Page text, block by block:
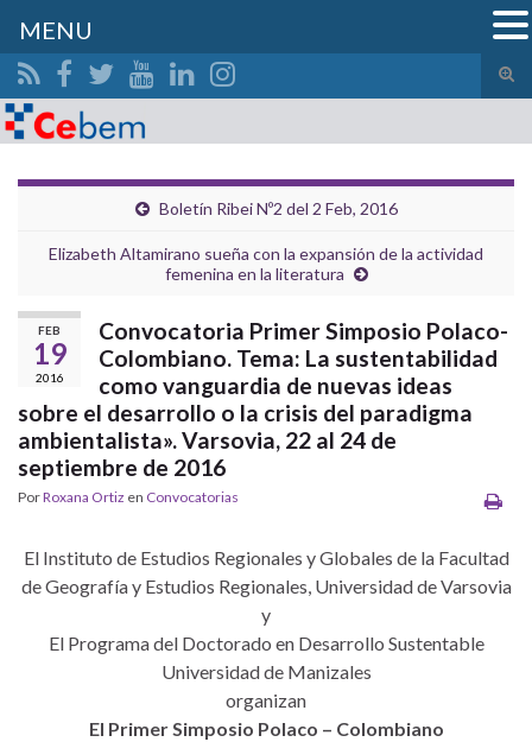
el
Search for:
Boletín Ribei Nº2 del 2 Feb, 2016
Elizabeth Altamirano sueña con la expansión de la actividad
femenina en la literatura
FEB
19
2016
Convocatoria Primer Simposio Polaco-
Colombiano. Tema: La sustentabilidad
como vanguardia de nuevas ideas
sobre el desarrollo o la crisis del paradigma
ambientalista». Varsovia, 22 al 24 de
septiembre de 2016
PorRoxana Ortiz en Convocatorias
El Instituto de Estudios Regionales y Globales de la Facultad
de Geografía y Estudios Regionales, Universidad de Varsovia
y
El Programa del Doctorado en Desarrollo Sustentable
Universidad de Manizales
organizan
El Primer Simposio Polaco – Colombiano
MENU